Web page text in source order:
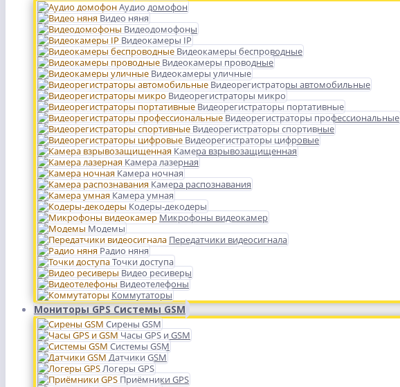
Аудио домофон
Видео няня
Видеодомофоны
Видеокамеры IP
Видеокамеры беспроводные
Видеокамеры проводные
Видеокамеры уличные
Видеорегистраторы автомобильные
Видеорегистраторы микро
Видеорегистраторы портативные
Видеорегистраторы профессиональные
Видеорегистраторы спортивные
Видеорегистраторы цифровые
Камера взрывозащищенная
Камера лазерная
Камера ночная
Камера распознавания
Камера умная
Кодеры-декодеры
Микрофоны видеокамер
Модемы
Передатчики видеосигнала
Радио няня
Точки доступа
Видео ресиверы
Видеотелефоны
Коммутаторы
Мониторы GPS Системы GSM
Сирены GSM
Часы GPS и GSM
Системы GSM
Датчики GSM
Логеры GPS
Приёмники GPS